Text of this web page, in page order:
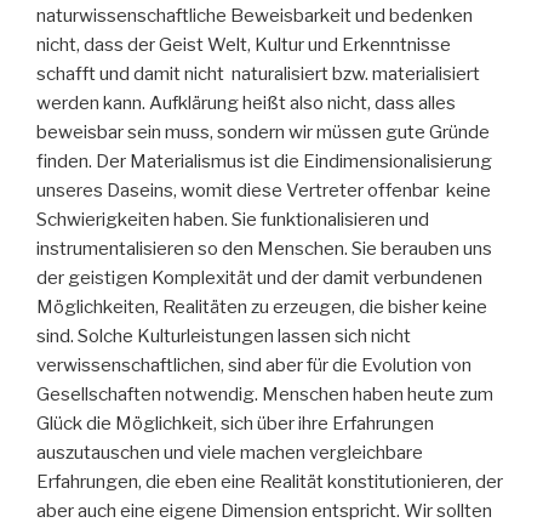
naturwissenschaftliche Beweisbarkeit und bedenken
nicht, dass der Geist Welt, Kultur und Erkenntnisse
schafft und damit nicht naturalisiert bzw. materialisiert
werden kann. Aufklärung heißt also nicht, dass alles
beweisbar sein muss, sondern wir müssen gute Gründe
finden. Der Materialismus ist die Eindimensionalisierung
unseres Daseins, womit diese Vertreter offenbar keine
Schwierigkeiten haben. Sie funktionalisieren und
instrumentalisieren so den Menschen. Sie berauben uns
der geistigen Komplexität und der damit verbundenen
Möglichkeiten, Realitäten zu erzeugen, die bisher keine
sind. Solche Kulturleistungen lassen sich nicht
verwissenschaftlichen, sind aber für die Evolution von
Gesellschaften notwendig. Menschen haben heute zum
Glück die Möglichkeit, sich über ihre Erfahrungen
auszutauschen und viele machen vergleichbare
Erfahrungen, die eben eine Realität konstitutionieren, der
aber auch eine eigene Dimension entspricht. Wir sollten